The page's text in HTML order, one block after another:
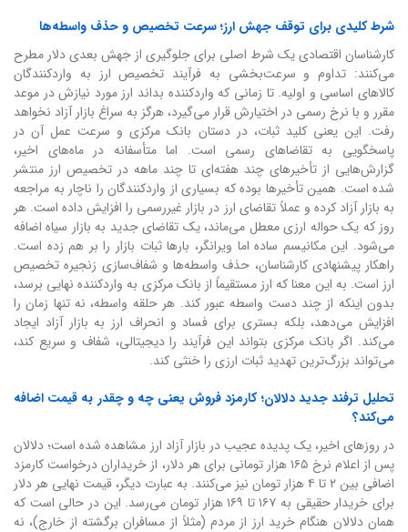
شرط کلیدی برای توقف جهش ارز؛ سرعت تخصیص و حذف واسطه‌ها
کارشناسان اقتصادی یک شرط اصلی برای جلوگیری از جهش بعدی دلار مطرح
می‌کنند: تداوم و سرعت‌بخشی به فرآیند تخصیص ارز به واردکنندگان
کالاهای اساسی و اولیه. تا زمانی که واردکننده بداند ارز مورد نیازش در موعد
مقرر و با نرخ رسمی در اختیارش قرار می‌گیرد، هرگز به سراغ بازار آزاد نخواهد
رفت. این یعنی کلید ثبات، در دستان بانک مرکزی و سرعت عمل آن در
پاسخگویی به تقاضاهای رسمی است. اما متأسفانه در ماه‌های اخیر،
گزارش‌هایی از تأخیرهای چند هفته‌ای تا چند ماهه در تخصیص ارز منتشر
شده است. همین تأخیرها بوده که بسیاری از واردکنندگان را ناچار به مراجعه
به بازار آزاد کرده و عملاً تقاضای ارز در بازار غیررسمی را افزایش داده است. هر
روز که یک حواله ارزی معطل می‌ماند، یک تقاضای جدید به بازار سیاه اضافه
می‌شود. این مکانیسم ساده اما ویرانگر، بارها ثبات بازار را بر هم زده است.
راهکار پیشنهادی کارشناسان، حذف واسطه‌ها و شفاف‌سازی زنجیره تخصیص
ارز است. به این معنا که ارز مستقیماً از بانک مرکزی به واردکننده نهایی برسد،
بدون اینکه از چند دست واسطه عبور کند. هر حلقه واسطه، نه تنها زمان را
افزایش می‌دهد، بلکه بستری برای فساد و انحراف ارز به بازار آزاد ایجاد
می‌کند. اگر بانک مرکزی بتواند این فرآیند را دیجیتالی، شفاف و سریع کند،
می‌تواند بزرگ‌ترین تهدید ثبات ارزی را خنثی کند.
تحلیل ترفند جدید دلالان؛ کارمزد فروش یعنی چه و چقدر به قیمت اضافه
می‌کند؟
در روزهای اخیر، یک پدیده عجیب در بازار آزاد ارز مشاهده شده است؛ دلالان
پس از اعلام نرخ ۱۶۵ هزار تومانی برای هر دلار، از خریداران درخواست کارمزد
اضافی بین ۲ تا ۴ هزار تومان نیز می‌کنند. به عبارت دیگر، قیمت نهایی هر دلار
برای خریدار حقیقی به ۱۶۷ تا ۱۶۹ هزار تومان می‌رسد. این در حالی است که
همان دلالان هنگام خرید ارز از مردم (مثلاً از مسافران برگشته از خارج)، نه